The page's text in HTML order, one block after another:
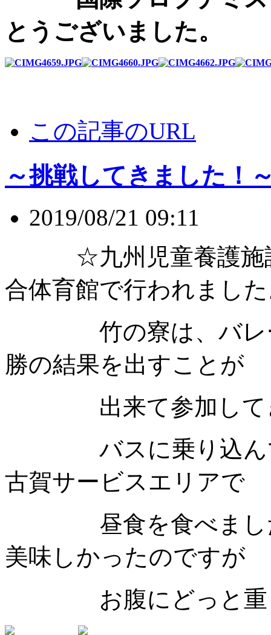
とうございました。
この記事のURL
～挑戦してきました！
2019/08/21 09:11
☆九州児童養護施設
合体育館で行われまし
竹の寮は、バレー
勝の結果を出すことが
出来て参加して
バスに乗り込んで
古賀サービスエリアで
昼食を食べました
美味しかったのですが
お腹にどっと重く